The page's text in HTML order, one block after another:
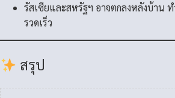
รัสเซียและสหรัฐฯ อาจตกลงหลังบ้าน
รวดเร็ว
สรุป